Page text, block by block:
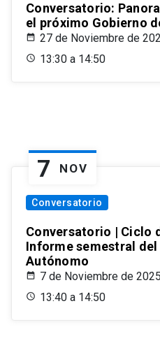
Conversatorio:
el próximo Gobierno
27 de Noviembre de
13:30 a 14:50
7 NOV
Conversatorio
Conversatorio | Ciclo
Informe semestral del
Autónomo
7 de Noviembre de 2025
13:40 a 14:50